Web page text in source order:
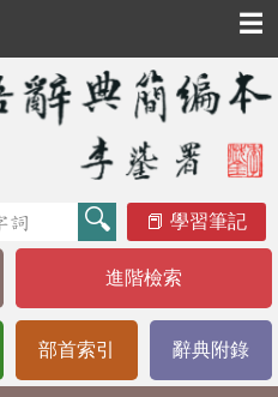
☰
學習筆記
進階檢索
部首索引 辭典附錄